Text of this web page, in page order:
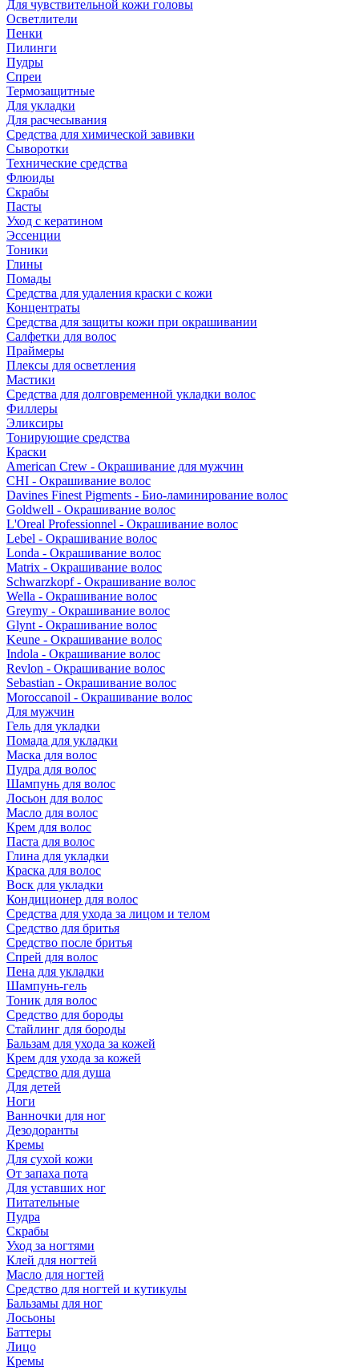
Для чувствительной кожи головы
Осветлители
Пенки
Пилинги
Пудры
Спреи
Термозащитные
Для укладки
Для расчесывания
Средства для химической завивки
Сыворотки
Технические средства
Флюиды
Скрабы
Пасты
Уход с кератином
Эссенции
Тоники
Глины
Помады
Средства для удаления краски с кожи
Концентраты
Средства для защиты кожи при окрашивании
Салфетки для волос
Праймеры
Плексы для осветления
Мастики
Средства для долговременной укладки волос
Филлеры
Эликсиры
Тонирующие средства
Краски
American Crew - Окрашивание для мужчин
CHI - Окрашивание волос
Davines Finest Pigments - Био-ламинирование волос
Goldwell - Окрашивание волос
L'Oreal Professionnel - Окрашивание волос
Lebel - Окрашивание волос
Londa - Окрашивание волос
Matrix - Окрашивание волос
Schwarzkopf - Окрашивание волос
Wella - Окрашивание волос
Greymy - Окрашивание волос
Glynt - Окрашивание волос
Keune - Окрашивание волос
Indola - Окрашивание волос
Revlon - Окрашивание волос
Sebastian - Окрашивание волос
Moroccanoil - Окрашивание волос
Для мужчин
Гель для укладки
Помада для укладки
Маска для волос
Пудра для волос
Шампунь для волос
Лосьон для волос
Масло для волос
Крем для волос
Паста для волос
Глина для укладки
Краска для волос
Воск для укладки
Кондиционер для волос
Средства для ухода за лицом и телом
Средство для бритья
Средство после бритья
Спрей для волос
Пена для укладки
Шампунь-гель
Тоник для волос
Средство для бороды
Стайлинг для бороды
Бальзам для ухода за кожей
Крем для ухода за кожей
Средство для душа
Для детей
Ноги
Ванночки для ног
Дезодоранты
Кремы
Для сухой кожи
От запаха пота
Для уставших ног
Питательные
Пудра
Скрабы
Уход за ногтями
Клей для ногтей
Масло для ногтей
Средство для ногтей и кутикулы
Бальзамы для ног
Лосьоны
Баттеры
Лицо
Кремы